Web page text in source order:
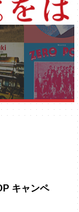
キャンペ